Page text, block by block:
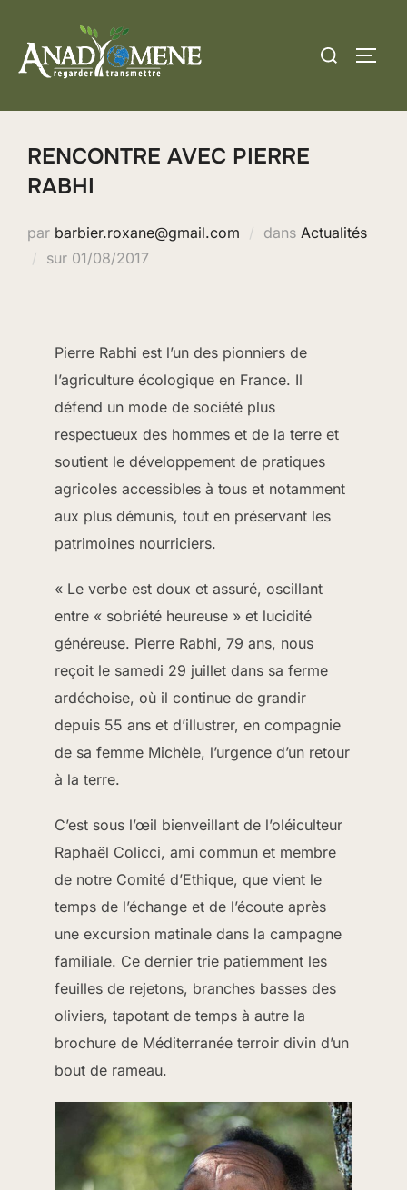
contenu
Rechercher :
RENCONTRE AVEC PIERRE
RABHI
par barbier.roxane@gmail.com dans Actualités
sur Publié
01/08/2017
Pierre Rabhi est l’un des pionniers de
l’agriculture écologique en France. Il
défend un mode de société plus
respectueux des hommes et de la terre et
soutient le développement de pratiques
agricoles accessibles à tous et notamment
aux plus démunis, tout en préservant les
patrimoines nourriciers.
« Le verbe est doux et assuré, oscillant
entre « sobriété heureuse » et lucidité
généreuse. Pierre Rabhi, 79 ans, nous
reçoit le samedi 29 juillet dans sa ferme
ardéchoise, où il continue de grandir
depuis 55 ans et d’illustrer, en compagnie
de sa femme Michèle, l’urgence d’un retour
à la terre.
C’est sous l’œil bienveillant de l’oléiculteur
Raphaël Colicci, ami commun et membre
de notre Comité d’Ethique, que vient le
temps de l’échange et de l’écoute après
une excursion matinale dans la campagne
familiale. Ce dernier trie patiemment les
feuilles de rejetons, branches basses des
oliviers, tapotant de temps à autre la
brochure de Méditerranée terroir divin d’un
bout de rameau.